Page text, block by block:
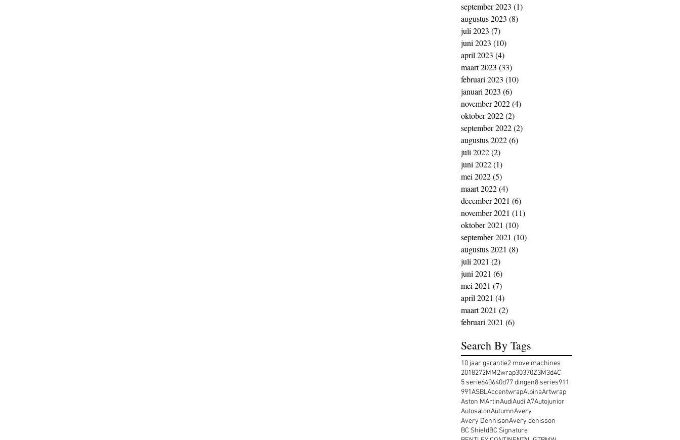
september 2023 (1)
augustus 2023 (8)
juli 2023 (7)
juni 2023 (10)
april 2023 (4)
maart 2023 (33)
februari 2023 (10)
januari 2023 (6)
november 2022(4)
oktober 2022(2)
september 2022(2)
augustus 2022(6)
juli 2022(2)
juni 2022(1)
mei 2022(5)
maart 2022(4)
december 2021 (6)
november 2021 (11)
oktober 2021 (10)
september 2021 (10)
augustus 2021 (8)
juli 2021 (2)
juni 2021 (6)
mei 2021 (7)
april 2021 (4)
maart 2021 (2)
februari 2021 (6)
Search By Tags
10 jaar garantie2 move machines
2018272MM2wrap30370Z3M3d4C
5 serie640640d77 dingen8 series911
991ASBLAccentwrapAlpinaArtwrap
Aston MArtinAudiAudi A7Autojunior
AutosalonAutumnAvery
Avery DennisonAvery denisson
BC ShieldBC Signature